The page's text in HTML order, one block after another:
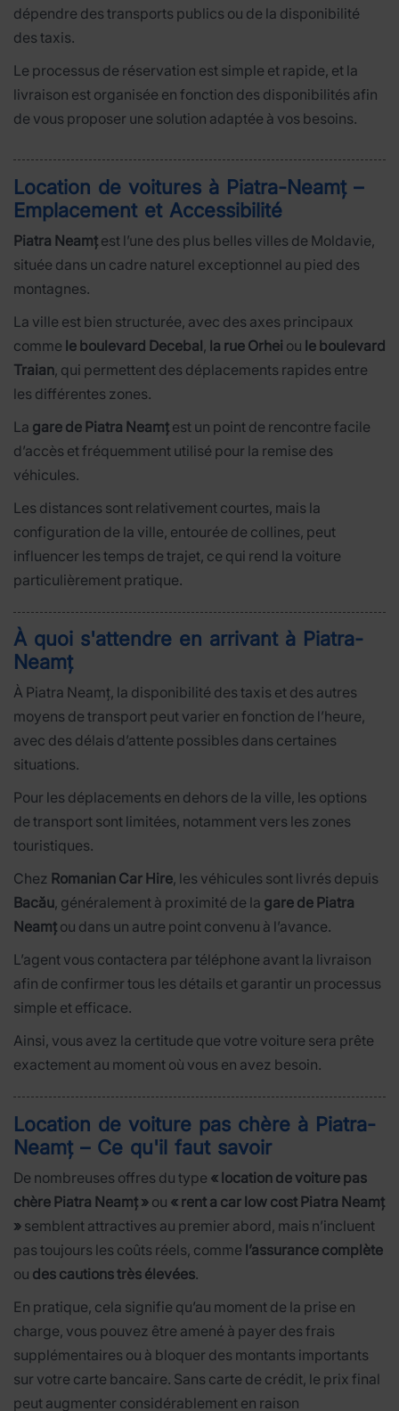
dépendre des transports publics ou de la disponibilité
des taxis.
Le processus de réservation est simple et rapide, et la
livraison est organisée en fonction des disponibilités afin
de vous proposer une solution adaptée à vos besoins.
Location de voitures à Piatra-Neamț –
Emplacement et Accessibilité
Piatra Neamț est l’une des plus belles villes de Moldavie,
située dans un cadre naturel exceptionnel au pied des
montagnes.
La ville est bien structurée, avec des axes principaux
comme le boulevard Decebal, la rue Orhei ou le boulevard
Traian, qui permettent des déplacements rapides entre
les différentes zones.
La gare de Piatra Neamț est un point de rencontre facile
d’accès et fréquemment utilisé pour la remise des
véhicules.
Les distances sont relativement courtes, mais la
configuration de la ville, entourée de collines, peut
influencer les temps de trajet, ce qui rend la voiture
particulièrement pratique.
À quoi s'attendre en arrivant à Piatra-
Neamț
À Piatra Neamț, la disponibilité des taxis et des autres
moyens de transport peut varier en fonction de l’heure,
avec des délais d’attente possibles dans certaines
situations.
Pour les déplacements en dehors de la ville, les options
de transport sont limitées, notamment vers les zones
touristiques.
Chez Romanian Car Hire, les véhicules sont livrés depuis
Bacău, généralement à proximité de la gare de Piatra
Neamț ou dans un autre point convenu à l’avance.
L’agent vous contactera par téléphone avant la livraison
afin de confirmer tous les détails et garantir un processus
simple et efficace.
Ainsi, vous avez la certitude que votre voiture sera prête
exactement au moment où vous en avez besoin.
Location de voiture pas chère à Piatra-
Neamț – Ce qu'il faut savoir
De nombreuses offres du type « location de voiture pas
chère Piatra Neamț » ou « rent a car low cost Piatra Neamț
» semblent attractives au premier abord, mais n’incluent
pas toujours les coûts réels, comme l’assurance complète
ou des cautions très élevées.
En pratique, cela signifie qu’au moment de la prise en
charge, vous pouvez être amené à payer des frais
supplémentaires ou à bloquer des montants importants
sur votre carte bancaire. Sans carte de crédit, le prix final
peut augmenter considérablement en raison